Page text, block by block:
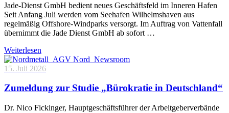
Jade-Dienst GmbH bedient neues Geschäftsfeld im Inneren Hafen
Seit Anfang Juli werden vom Seehafen Wilhelmshaven aus
regelmäßig Offshore-Windparks versorgt. Im Auftrag von Vattenfall
übernimmt die Jade Dienst GmbH ab sofort …
Weiterlesen
15. Juli 2026
Zumeldung zur Studie „Bürokratie in Deutschland“
Dr. Nico Fickinger, Hauptgeschäftsführer der Arbeitgeberverbände